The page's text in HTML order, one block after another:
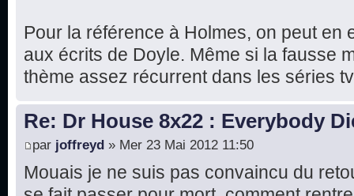
Pour la référence à Holmes, on peut en
aux écrits de Doyle. Même si la fausse
thème assez récurrent dans les séries
Re: Dr House 8x22 : Everybody
par joffreyd » Mer 23 Mai 2012 11:50
Mouais je ne suis pas convaincu du